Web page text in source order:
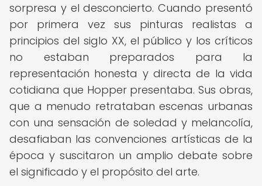
sorpresa y el desconcierto. Cuando presentó
por primera vez sus pinturas realistas a
principios del siglo XX, el público y los críticos
no estaban preparados para la
representación honesta y directa de la vida
cotidiana que Hopper presentaba. Sus obras,
que a menudo retrataban escenas urbanas
con una sensación de soledad y melancolía,
desafiaban las convenciones artísticas de la
época y suscitaron un amplio debate sobre
el significado y el propósito del arte.